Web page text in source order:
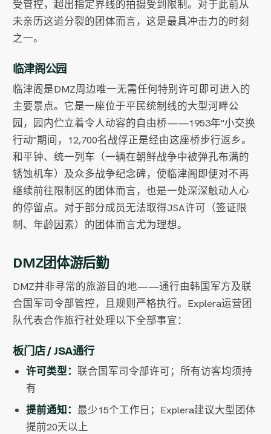
受管控，超出指定界线的拍摄受到限制。对于此前从
未亲历这道分裂的团体而言，这是最具冲击力的时刻
之一。
临津阁公园
临津阁是DMZ周边唯一无需任何特别许可即可进入的
主要景点。它是一座位于平民统制线的大型河畔公
园，园内伫立着令人动容的自由桥——1953年"小交换
行动"期间，12,700名战俘正是经由这座桥步行返乡。
和平钟、统一列车（一辆在朝鲜战争中被弹孔布满的
锈蚀机车）及众多战争纪念碑，使临津阁即便对不再
继续前往限制区的团体而言，也是一处深深触动人心
的停留点。对于部分成员无法取得JSA许可（签证限
制、年龄因素）的团体而言尤为理想。
DMZ团体游后勤
DMZ并非寻常的旅游目的地——通行由韩国军方及联
合国军司令部管控，且规则严格执行。Explera运营团
队代表合作旅行社处理以下全部事宜：
板门店 / JSA通行
许可类型： 联合国军司令部许可；所有访客均须持
有
提前通知： 最少15个工作日；Explera建议大型团体
提前20天以上